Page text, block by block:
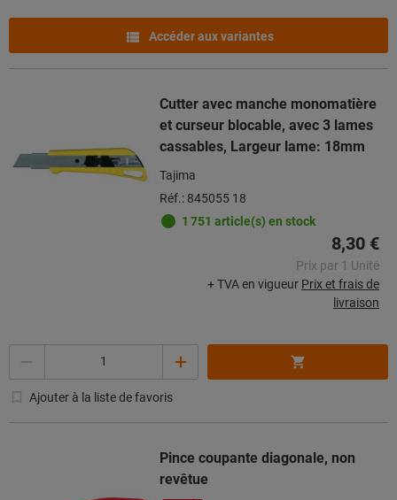
Accéder aux variantes
Cutter avec manche monomatière
et curseur blocable, avec 3 lames
cassables, Largeur lame: 18mm
Tajima
Réf.: 845055 18
1 751 article(s) en stock
8,30 €
Prix par 1 Unité
+ TVA en vigueur Prix et frais de
livraison
Ajouter à la liste de favoris
Pince coupante diagonale, non
revêtue